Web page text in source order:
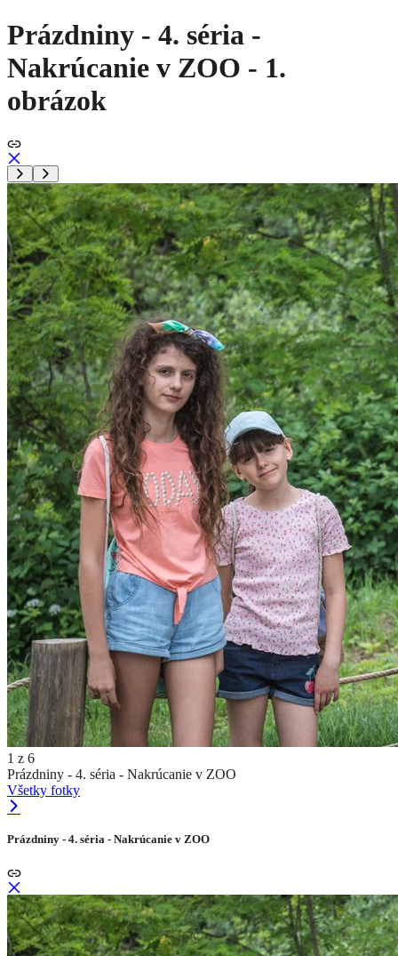
Prázdniny - 4. séria -
Nakrúcanie v ZOO - 1.
obrázok
1 z 6
Prázdniny - 4. séria - Nakrúcanie v ZOO
Všetky fotky
Prázdniny - 4. séria - Nakrúcanie v ZOO